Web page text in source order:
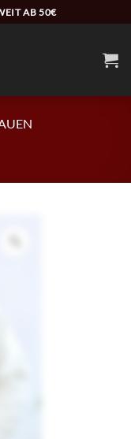
AB 50€